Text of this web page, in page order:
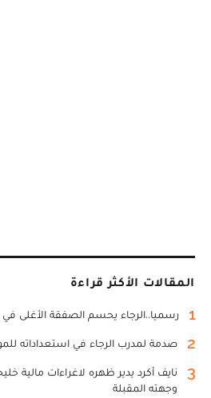
المقالات الأكثر قراءة
1 رسميا..الرجاء يحسم الصفقة الأغلى في
2 صدمة لمدرب الرجاء في استعداداته
3
نايف أكرد يدير ظهره لاغراءات مالية
وجهته المقبلة